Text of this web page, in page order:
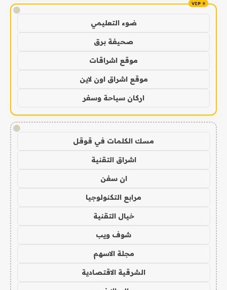
!
ضوء التعليمي
صحيفة برق
موقع اشراقات
موقع اشراق اون لاين
اركان سياحة وسفر
!
مسك الكلمات في قوقل
اشراق التقنية
ان سفن
مرابع التكنولوجيا
خيال التقنية
شوف ويب
مجلة الاسهم
الشرقية الاقتصادية